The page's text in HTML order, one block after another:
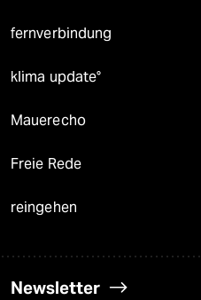
fernverbindung
klima update°
Mauerecho
Freie Rede
reingehen
Newsletter